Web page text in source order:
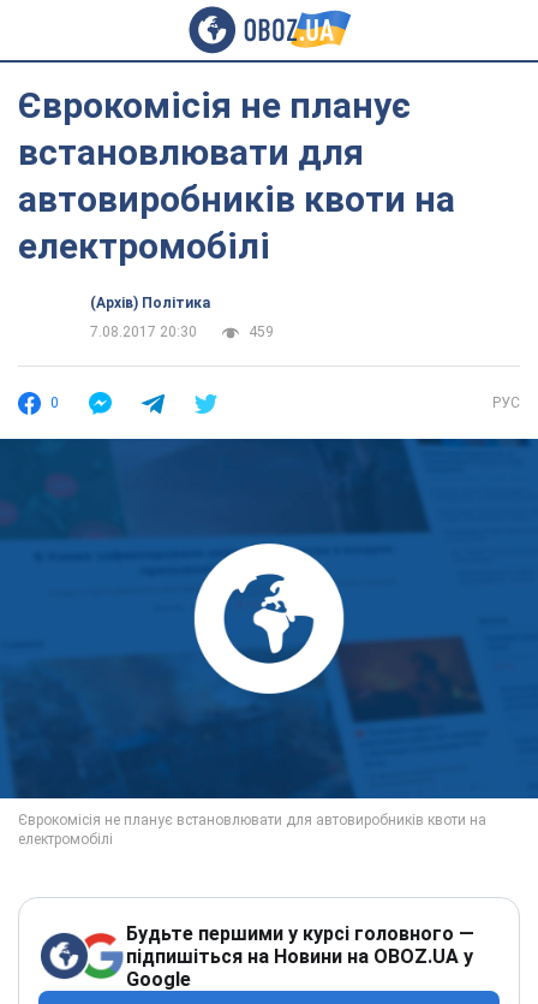
Єврокомісія не планує
встановлювати для
автовиробників квоти на
електромобілі
(Архів) Політика
7.08.2017 20:30
459
0 РУС
Будьте першими у курсі головного —
підпишіться на Новини на OBOZ.UA у
Google